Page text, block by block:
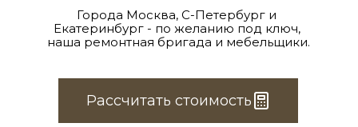
Рассчитать стоимость
Города Москва, С-Петербург и
Екатеринбург - по желанию под ключ,
наша ремонтная бригада и мебельщики.